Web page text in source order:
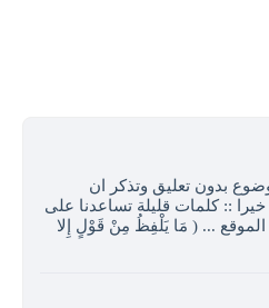
بدون تعليق وتذكر ان
خيرا :: كلمات قليلة تساعدنا على
الموقع ... ( مَا يَلْفِظُ مِنْ قَوْلٍ إِلا